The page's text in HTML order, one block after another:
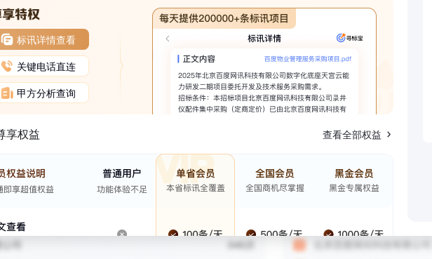
标讯详情查看
关键电话直连
甲方分析查询
享权益 查看全部权益